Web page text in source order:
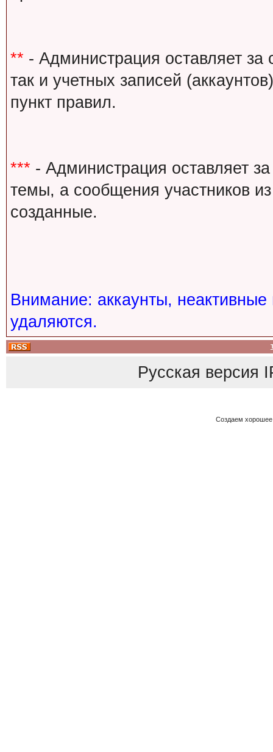
** - Администрация оставляет
так и учетных записей
пункт правил.
*** - Администрация оставляет
темы, а сообщения участников
созданные.
Внимание: аккаунты,
удаляются.
Русская версия
Создаем